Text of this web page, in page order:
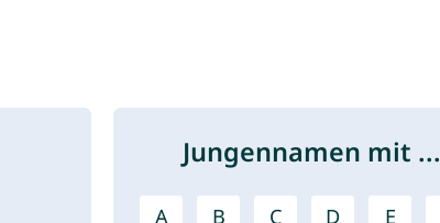
Jungennamen mit ...
A B C D E